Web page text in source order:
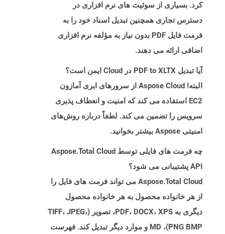
کرد. بسیاری از سوئیت های نرم افزاری در
دسترس تجاری همچنین تبدیل اسناد خود را به
فرمت فایل PDF بدون نیاز به مؤلفه نرم افزاری
اضافی ارائه می دهند.
آیا تبدیل PDF to XLTX در Cloud ایمن است؟
البته! Aspose Cloud از سرورهای ابری آمازون
EC2 استفاده می کند که امنیت و انعطاف پذیری
سرویس را تضمین می کند. لطفاً درباره روش‌های
امنیتی Aspose بیشتر بخوانید.
چه فرمت های فایلی توسط Aspose.Total Cloud
API پشتیبانی می شود؟
Aspose.Total Cloud می تواند فرمت های فایل را
از هر خانواده محصول به هر خانواده محصول
دیگری به PDF، DOCX، XPS، تصویر (TIFF، JPEG،
PNG BMP)، MD و موارد دیگر تبدیل کند. فهرست